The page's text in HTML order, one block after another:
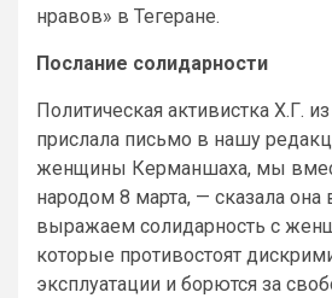
нравов» в Тегеране.
Послание солидарности
Политическая активистка Х.Г.
прислала письмо в нашу
женщины Керманшаха, мы
народом 8 марта, — сказала
выражаем солидарность с
которые противостоят
эксплуатации и борются за